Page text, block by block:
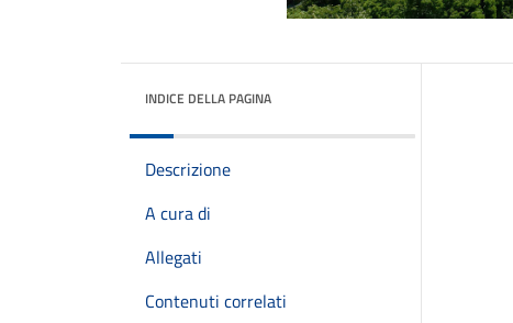
INDICE DELLA PAGINA
Descrizione
A cura di
Allegati
Contenuti correlati